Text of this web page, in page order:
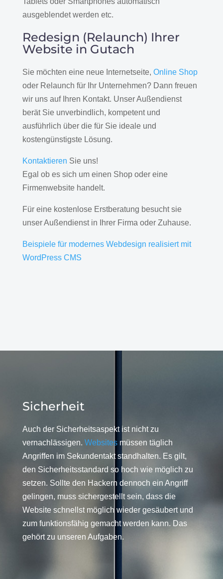
ausgeblendet werden etc.
Redesign (Relaunch) Ihrer
Website in Gutach
Sie möchten eine neue Internetseite, Online Shop
oder Relaunch für Ihr Unternehmen? Dann freuen
wir uns auf Ihren Kontakt. Unser Außendienst
berät Sie unverbindlich, kompetent und
ausführlich über die für Sie ideale und
kostengünstigste Lösung.
Kontaktieren Sie uns!
Egal ob es sich um einen Shop oder eine
Firmenwebsite handelt.
Für eine kostenlose Erstberatung besucht sie
unser Außendienst in Ihrer Firma oder Zuhause.
Beispiele für modernes Webdesign realisiert mit
WordPress CMS
Sicherheit
Auch der Sicherheitsaspekt ist nicht zu
vernachlässigen. Websitesmüssen täglich
Angriffen im Sekundentakt standhalten. Es gilt,
den Sicherheitsstandard so hoch wie möglich zu
setzen. Sollte den Hackern dennoch ein Angriff
gelingen, muss sichergestellt sein, dass die
Website schnellst möglich wieder gesäubert und
zum funktionsfähig gemacht werden kann. Das
gehört zu unseren Aufgaben.